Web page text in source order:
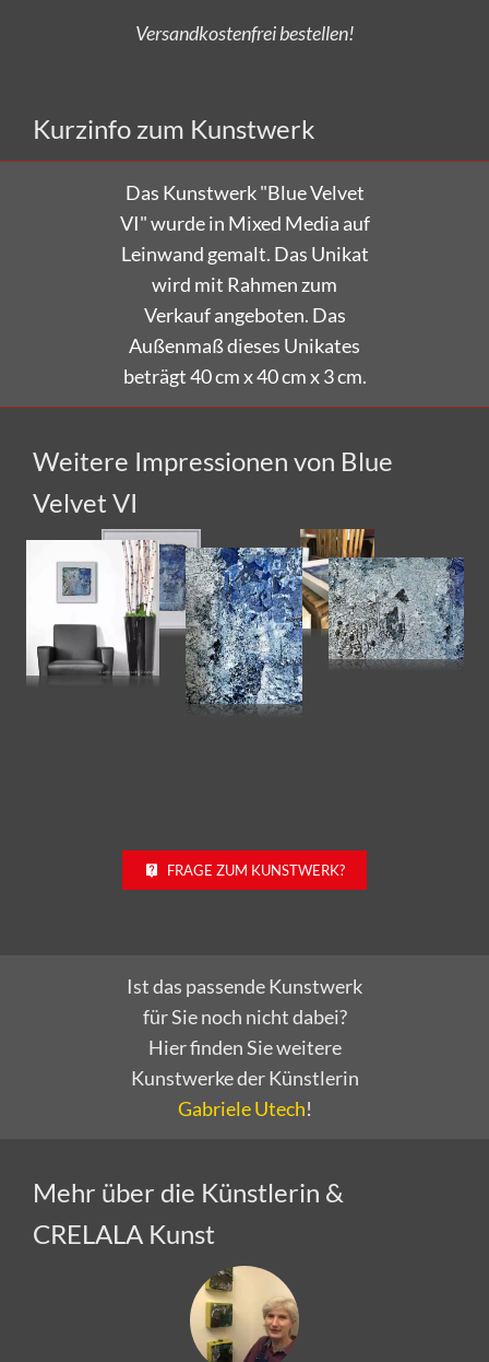
Versandkostenfrei bestellen!
Kurzinfo zum Kunstwerk
Das Kunstwerk "Blue Velvet
VI" wurde in Mixed Media auf
Leinwand gemalt. Das Unikat
wird mit Rahmen zum
Verkauf angeboten. Das
Außenmaß dieses Unikates
beträgt 40 cm x 40 cm x 3 cm.
Weitere Impressionen von Blue
Velvet VI
FRAGE ZUM KUNSTWERK?
Ist das passende Kunstwerk
für Sie noch nicht dabei?
Hier finden Sie weitere
Kunstwerke der Künstlerin
Gabriele Utech!
Mehr über die Künstlerin &
CRELALA Kunst